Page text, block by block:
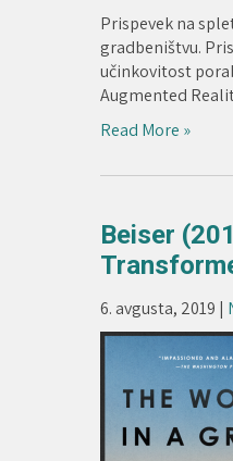
Prispevek na
gradbeništvu.
učinkovitost
Augmented
Read More »
Beiser
6. avgusta, 2019 |